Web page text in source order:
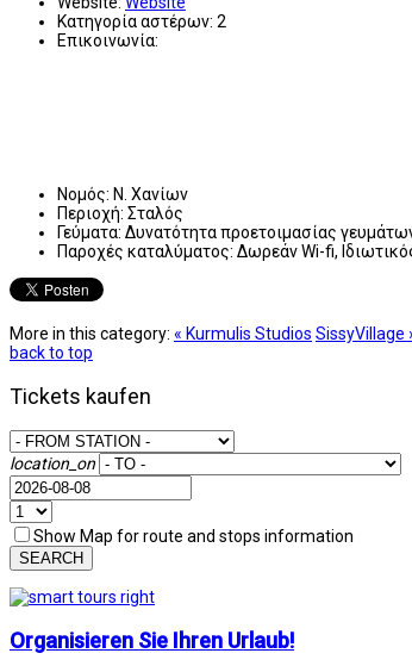
Κατηγορία αστέρων: 2
Επικοινωνία:
Νομός: Ν. Χανίων
Περιοχή: Σταλός
Γεύματα: Δυνατότητα προετοιμασίας
Παροχές καταλύματος: Δωρεάν Wi-fi,
More in this category: « Kurmulis Studios SissyVillage
back to top
Tickets kaufen
location_on
Show Map for route and stops information
SEARCH
Organisieren Sie Ihren Urlaub!